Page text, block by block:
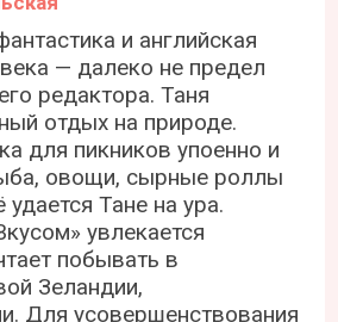
и английская
— далеко не предел
редактора. Таня
отдых на природе.
для пикников упоенно и
овощи, сырные роллы
Тане на ура.
увлекается
побывать в
Зеландии,
Для усовершенствования